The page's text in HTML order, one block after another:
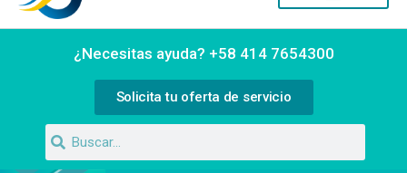
¿Necesitas ayuda? +58 414 7654300
Solicita tu oferta de servicio